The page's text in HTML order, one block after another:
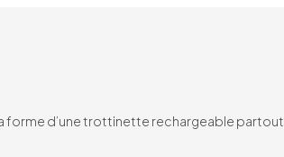
forme d’une trottinette rechargeable partout.